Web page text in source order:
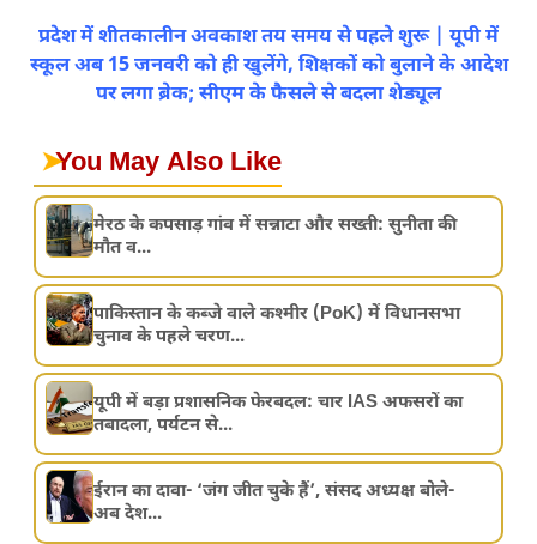
प्रदेश में शीतकालीन अवकाश तय समय से पहले शुरू | यूपी में
स्कूल अब 15 जनवरी को ही खुलेंगे, शिक्षकों को बुलाने के आदेश
पर लगा ब्रेक; सीएम के फैसले से बदला शेड्यूल
➤You May Also Like
मेरठ के कपसाड़ गांव में सन्नाटा और सख्ती: सुनीता की
मौत व...
पाकिस्तान के कब्जे वाले कश्मीर (PoK) में विधानसभा
चुनाव के पहले चरण...
यूपी में बड़ा प्रशासनिक फेरबदल: चार IAS अफसरों का
तबादला, पर्यटन से...
ईरान का दावा- ‘जंग जीत चुके हैं’, संसद अध्यक्ष बोले-
अब देश...